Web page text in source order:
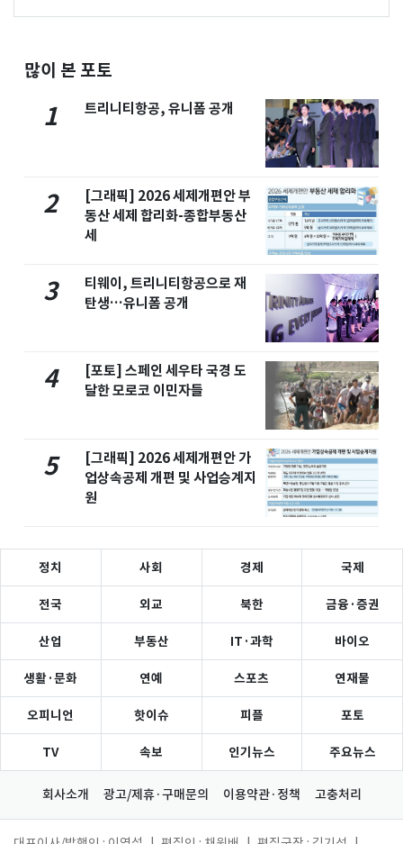
많이 본 포토
1 트리니티항공, 유니폼 공개
2
[그래픽] 2026 세제개편안 부
동산 세제 합리화-종합부동산
세
3
티웨이, 트리니티항공으로 재
탄생…유니폼 공개
4
[포토] 스페인 세우타 국경 도
달한 모로코 이민자들
5
[그래픽] 2026 세제개편안 가
업상속공제 개편 및 사업승계지
원
정치 사회 경제 국제
전국 외교 북한 금융·증권
산업 부동산 IT·과학 바이오
생활·문화 연예 스포츠 연재물
오피니언 핫이슈 피플 포토
TV 속보 인기뉴스 주요뉴스
회사소개 광고/제휴·구매문의 이용약관·정책 고충처리